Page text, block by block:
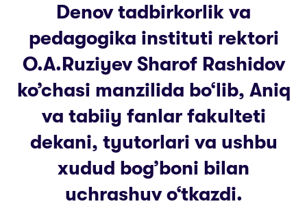
Denov tadbirkorlik va
pedagogika instituti rektori
O.A.Ruziyev Sharof Rashidov
ko’chasi manzilida bo‘lib, Aniq
va tabiiy fanlar fakulteti
dekani, tyutorlari va ushbu
xudud bog’boni bilan
uchrashuv o‘tkazdi.